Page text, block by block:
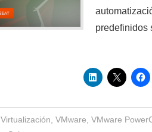
,Virtualización ,VMware ,VMware